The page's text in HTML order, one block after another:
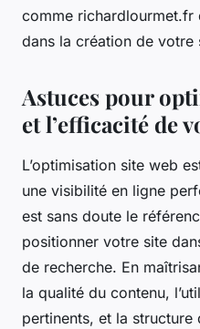
comme richardlourmet.fr
dans la création de votre
Astuces pour
et l’efficacité de
L’optimisation site web
une visibilité en ligne
est sans doute le
positionner votre site
de recherche. En
la qualité du contenu,
pertinents, et la structure